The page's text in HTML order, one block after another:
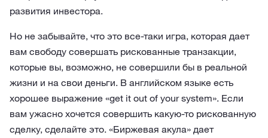
развития инвестора.
Но не забывайте, что это все-таки игра, которая дает
вам свободу совершать рискованные транзакции,
которые вы, возможно, не совершили бы в реальной
жизни и на свои деньги. В английском языке есть
хорошее выражение «get it out of your system». Если
вам ужасно хочется совершить какую-то рискованную
сделку, сделайте это. «Биржевая акула» дает